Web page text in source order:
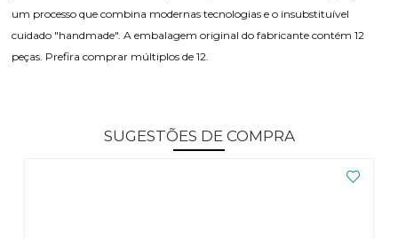
um processo que combina modernas tecnologias e o insubstituível
cuidado "handmade". A embalagem original do fabricante contém 12
peças. Prefira comprar múltiplos de 12.
SUGESTÕES DE COMPRA